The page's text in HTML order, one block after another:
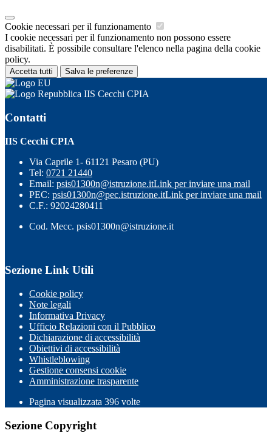
Cookie necessari per il funzionamento
I cookie necessari per il funzionamento non possono essere
disabilitati. È possibile consultare l'elenco nella pagina della cookie
policy.
Accetta tutti Salva le preferenze
IIS Cecchi CPIA
Contatti
IIS Cecchi CPIA
Via Caprile 1- 61121 Pesaro (PU)
Tel: 0721 21440
Email: psis01300n@istruzione.itLink per inviare una mail
PEC: psis01300n@pec.istruzione.itLink per inviare una mail
C.F.: 92024280411
Cod. Mecc. psis01300n@istruzione.it
Sezione Link Utili
Cookie policy
Note legali
Informativa Privacy
Ufficio Relazioni con il Pubblico
Dichiarazione di accessibilità
Obiettivi di accessibilità
Whistleblowing
Gestione consensi cookie
Amministrazione trasparente
Pagina visualizzata 396 volte
Sezione Copyright